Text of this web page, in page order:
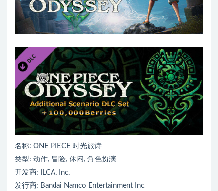
名称: ONE PIECE 时光旅诗
类型: 动作, 冒险, 休闲, 角色扮演
开发商: ILCA, Inc.
发行商: Bandai Namco Entertainment Inc.